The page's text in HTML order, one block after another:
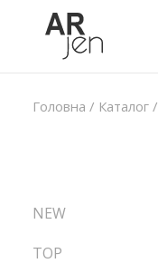
Головна / Каталог /
NEW
TOP